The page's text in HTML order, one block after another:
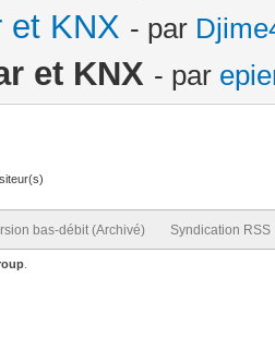
et KNX - par
et KNX - par
bas-débit (Archivé) Syndication RSS